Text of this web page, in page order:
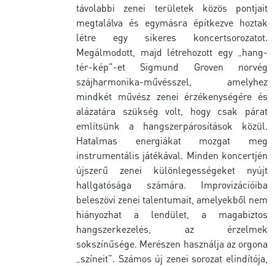
távolabbi zenei területek közös pontjait
megtalálva és egymásra építkezve hoztak
létre egy sikeres koncertsorozatot.
Megálmodott, majd létrehozott egy „hang-
tér-kép"-et Sigmund Groven norvég
szájharmonika-művésszel, amelyhez
mindkét művész zenei érzékenységére és
alázatára szükség volt, hogy csak párat
említsünk a hangszerpárosítások közül.
Hatalmas energiákat mozgat meg
instrumentális játékával. Minden koncertjén
újszerű zenei különlegességeket nyújt
hallgatósága számára. Improvizációiba
beleszövi zenei talentumait, amelyekből nem
hiányozhat a lendület, a magabiztos
hangszerkezelés, az érzelmek
sokszínűsége. Merészen használja az orgona
„színeit”. Számos új zenei sorozat elindítója,